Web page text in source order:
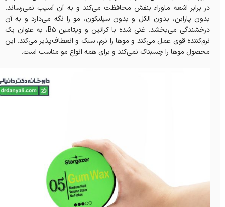
در برابر اشعه ماوراء بنفش محافظت می‌کند و به آن آسیب نمی‌رساند.
بدون پارابن، بدون الکل و بدون سیلیکون، مو را نگه می‌دارد و به آن
درخشندگی می‌بخشد. غنی شده با کراتین و ویتامین B5، به عنوان یک
نرم‌کننده قوی عمل می‌کند و موها را نرم، سبک و انعطاف‌پذیر می‌کند. این
محصول موها را چسبناک نمی‌کند و برای همه انواع مو مناسب است.